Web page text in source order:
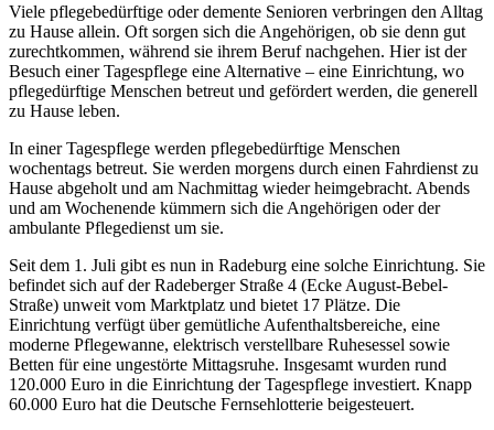
Viele pflegebedürftige oder demente Senioren verbringen den Alltag
zu Hause allein. Oft sorgen sich die Angehörigen, ob sie denn gut
zurechtkommen, während sie ihrem Beruf nachgehen. Hier ist der
Besuch einer Tagespflege eine Alternative – eine Einrichtung, wo
pflegedürftige Menschen betreut und gefördert werden, die generell
zu Hause leben.
In einer Tagespflege werden pflegebedürftige Menschen
wochentags betreut. Sie werden morgens durch einen Fahrdienst zu
Hause abgeholt und am Nachmittag wieder heimgebracht. Abends
und am Wochenende kümmern sich die Angehörigen oder der
ambulante Pflegedienst um sie.
Seit dem 1. Juli gibt es nun in Radeburg eine solche Einrichtung. Sie
befindet sich auf der Radeberger Straße 4 (Ecke August-Bebel-
Straße) unweit vom Marktplatz und bietet 17 Plätze. Die
Einrichtung verfügt über gemütliche Aufenthaltsbereiche, eine
moderne Pflegewanne, elektrisch verstellbare Ruhesessel sowie
Betten für eine ungestörte Mittagsruhe. Insgesamt wurden rund
120.000 Euro in die Einrichtung der Tagespflege investiert. Knapp
60.000 Euro hat die Deutsche Fernsehlotterie beigesteuert.